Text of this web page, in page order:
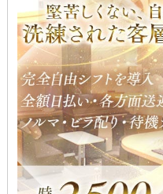
・どんなスタッフや女の子と
・どんなお客様がご来店され
実際にあなた自身で確認して
お試しバイトは何度でもお越
興味のある方はいつでもお気
ご連絡お待ちしています！